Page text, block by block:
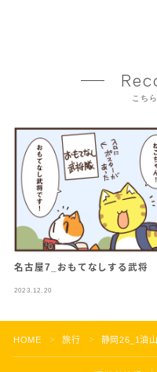
こち
名古屋7_おもてなしする武将
2023.12.20
HOME ＞ 旅行 ＞ 静岡26_1油